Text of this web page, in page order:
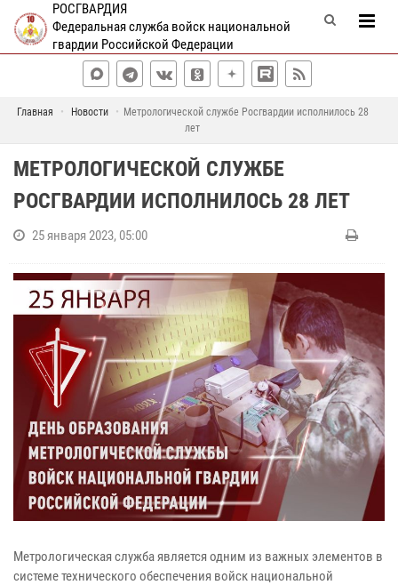
РОСГВАРДИЯ
Федеральная служба войск национальной
гвардии Российской Федерации
Главная Новости
Метрологической службе Росгвардии исполнилось 28
лет
МЕТРОЛОГИЧЕСКОЙ СЛУЖБЕ
РОСГВАРДИИ ИСПОЛНИЛОСЬ 28 ЛЕТ
25 января 2023, 05:00
Метрологическая служба является одним из важных элементов в
системетехнического обеспечения войск национальной